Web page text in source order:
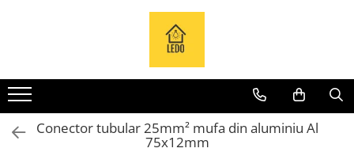
Becuri
Becuri LED
Tuburi LED
Conector tubular 25mm² mufa din aluminiu Al
75x12mm